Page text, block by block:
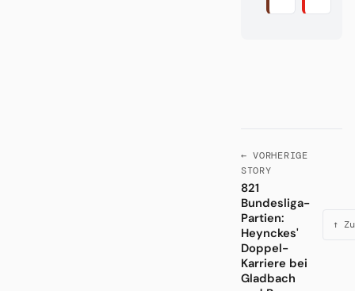
← VORHERIGE
STORY
821
Bundesliga-
Partien:
Heynckes'
Doppel-
Karriere bei
Gladbach
↑